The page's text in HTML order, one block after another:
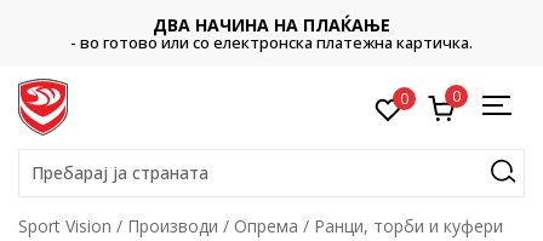
ДВА НАЧИНА НА ПЛАЌАЊЕ
- во готово или со електронска платежна картичка.
0 0
Пребарај ја страната
Sport Vision Производи Опрема
Ранци, торби и куфери